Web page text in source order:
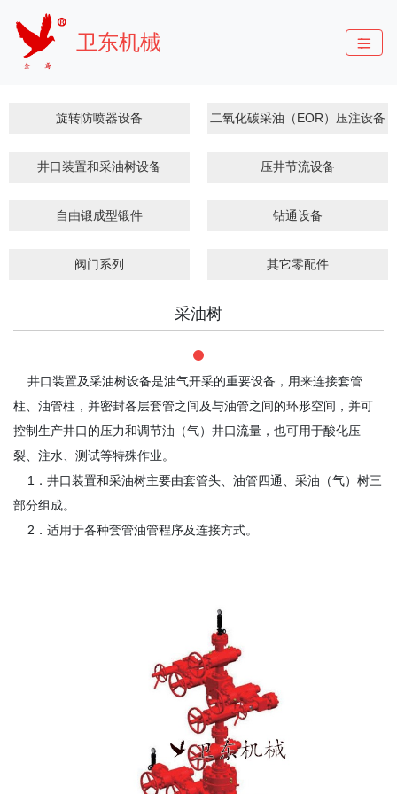
卫东机械
旋转防喷器设备 二氧化碳采油（EOR）压注设备
井口装置和采油树设备 压井节流设备
自由锻成型锻件 钻通设备
阀门系列 其它零配件
采油树
井口装置及采油树设备是油气开采的重要设备，用来连接套管
柱、油管柱，并密封各层套管之间及与油管之间的环形空间，并可
控制生产井口的压力和调节油（气）井口流量，也可用于酸化压
裂、注水、测试等特殊作业。
1．井口装置和采油树主要由套管头、油管四通、采油（气）树三
部分组成。
2．适用于各种套管油管程序及连接方式。